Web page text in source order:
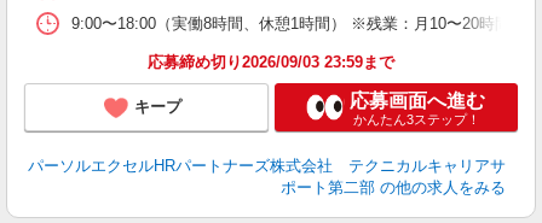
9:00〜18:00（実働8時間、休憩1時間） ※残業：月10〜20時間程
応募締め切り2026/09/03 23:59まで
キープ 応募画面へ進む
かんたん3ステップ！
パーソルエクセルHRパートナーズ株式会社 テクニカルキャリアサ
ポート第二部 の他の求人をみる